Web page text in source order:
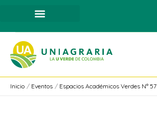
contenido
Inicio Eventos Espacios Académicos Verdes N° 57